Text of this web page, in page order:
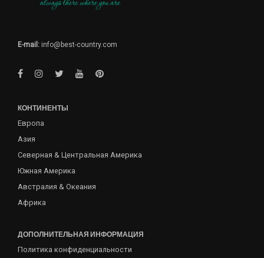
E-mail: info@best-country.com
КОНТИНЕНТЫ
Европа
Азия
Северная & Центральная Америка
Южная Америка
Австралия & Океания
Африка
ДОПОЛНИТЕЛЬНАЯ ИНФОРМАЦИЯ
Политика конфиденциальности